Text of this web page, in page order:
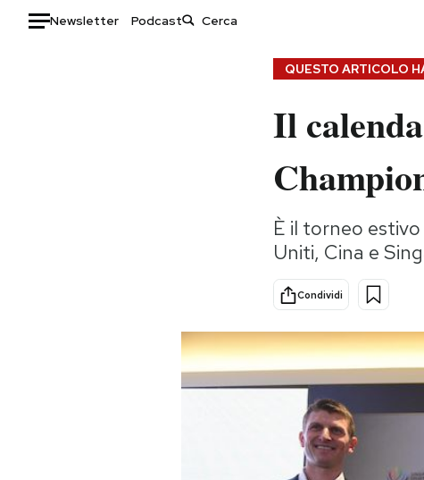
Newsletter Podcast
Storie/Idee
Ok Boomer!
Altrecose
Mondiali calcio 2026
QUESTO ARTICOLO
Il
È il torneo
Uniti, Cina e
Condividi